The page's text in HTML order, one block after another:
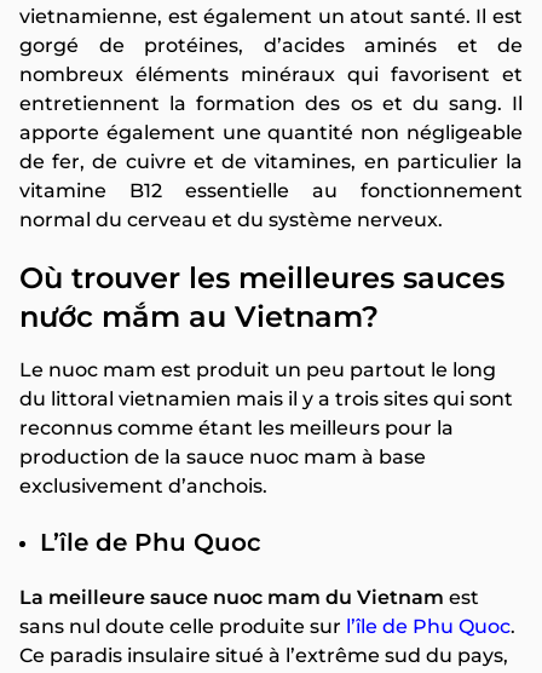
vietnamienne, est également un atout santé. Il est
gorgé de protéines, d’acides aminés et de
nombreux éléments minéraux qui favorisent et
entretiennent la formation des os et du sang. Il
apporte également une quantité non négligeable
de fer, de cuivre et de vitamines, en particulier la
vitamine B12 essentielle au fonctionnement
normal du cerveau et du système nerveux.
Où trouver les meilleures sauces
nước mắm au Vietnam?
Le nuoc mam est produit un peu partout le long
du littoral vietnamien mais il y a trois sites qui sont
reconnus comme étant les meilleurs pour la
production de la sauce nuoc mam à base
exclusivement d’anchois.
L’île de Phu Quoc
La meilleure sauce nuoc mam du Vietnam est
sans nul doute celle produite sur l’île de Phu Quoc.
Ce paradis insulaire situé à l’extrême sud du pays,